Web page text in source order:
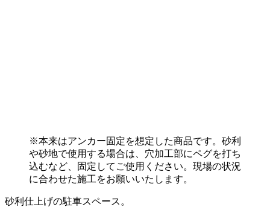
※本来はアンカー固定を想定した商品です。砂利
や砂地で使用する場合は、穴加工部にペグを打ち
込むなど、固定してご使用ください。現場の状況
に合わせた施工をお願いいたします。
砂利仕上げの駐車スペース。